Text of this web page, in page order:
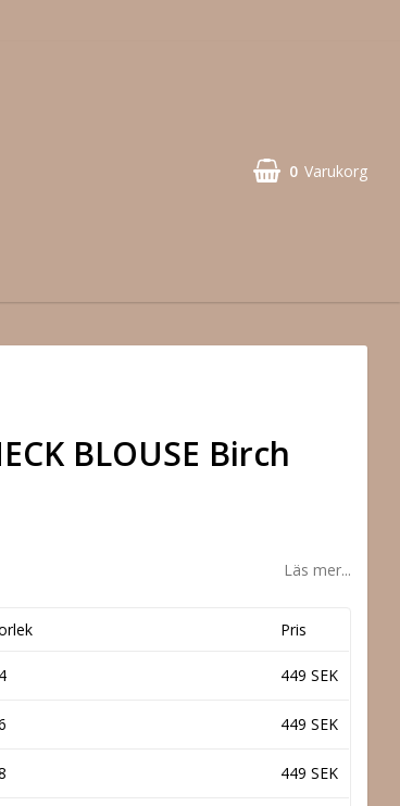
0 Varukorg
BLOUSE Birch
Läs mer...
Pris
449 SEK
449 SEK
449 SEK